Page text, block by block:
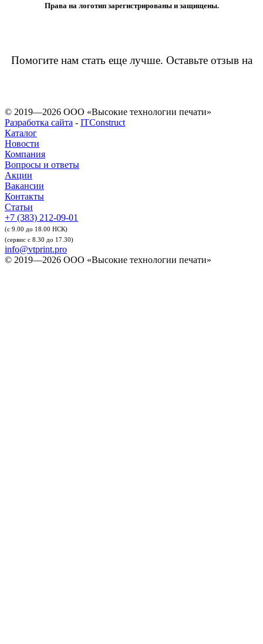
Права на логотип зарегистрированы и защищены.
Помогите нам стать еще лучше. Оставьте отзыв на
© 2019—2026 ООО «Высокие технологии печати»
Разработка сайта - ITConstruct
Каталог
Новости
Компания
Вопросы и ответы
Акции
Вакансии
Контакты
Статьи
+7 (383) 212-09-01
(с 9.00 до 18.00 НСК)
(сервис с 8.30 до 17.30)
info@vtprint.pro
© 2019—2026 ООО «Высокие технологии печати»